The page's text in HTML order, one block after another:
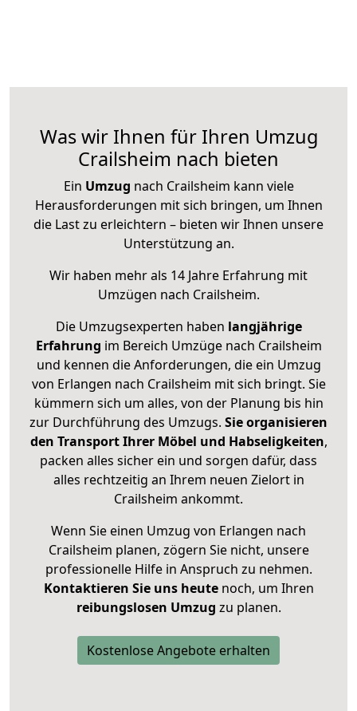
Was wir Ihnen für Ihren Umzug
Crailsheim nach bieten
Ein Umzug nach Crailsheim kann viele
Herausforderungen mit sich bringen, um Ihnen
die Last zu erleichtern – bieten wir Ihnen unsere
Unterstützung an.
Wir haben mehr als 14 Jahre Erfahrung mit
Umzügen nach Crailsheim.
Die Umzugsexperten haben langjährige
Erfahrung im Bereich Umzüge nach Crailsheim
und kennen die Anforderungen, die ein Umzug
von Erlangen nach Crailsheim mit sich bringt. Sie
kümmern sich um alles, von der Planung bis hin
zur Durchführung des Umzugs. Sie organisieren
den Transport Ihrer Möbel und Habseligkeiten,
packen alles sicher ein und sorgen dafür, dass
alles rechtzeitig an Ihrem neuen Zielort in
Crailsheim ankommt.
Wenn Sie einen Umzug von Erlangen nach
Crailsheim planen, zögern Sie nicht, unsere
professionelle Hilfe in Anspruch zu nehmen.
Kontaktieren Sie uns heutenoch, um Ihren
reibungslosen Umzug zu planen.
Kostenlose Angebote erhalten